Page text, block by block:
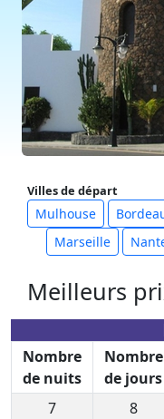
Villes de départ
Mulhouse
Marseille
Meilleurs
Nombre
de nuits
Nombre
de jours
7
8